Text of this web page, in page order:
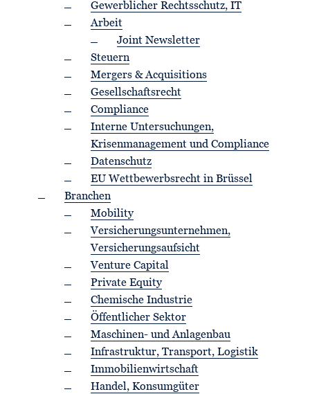
Gewerblicher Rechtsschutz, IT
Arbeit
Joint Newsletter
Steuern
Mergers & Acquisitions
Gesellschaftsrecht
Compliance
Interne Untersuchungen,
Krisenmanagement und Compliance
Datenschutz
EU Wettbewerbsrecht in Brüssel
Branchen
Mobility
Versicherungsunternehmen,
Versicherungsaufsicht
Venture Capital
Private Equity
Chemische Industrie
Öffentlicher Sektor
Maschinen- und Anlagenbau
Infrastruktur, Transport, Logistik
Immobilienwirtschaft
Handel, Konsumgüter